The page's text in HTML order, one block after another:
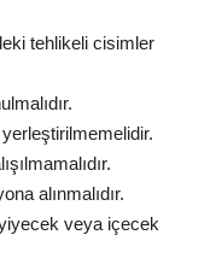
tehlikeli cisimler
alınmalıdır.
veya içecek